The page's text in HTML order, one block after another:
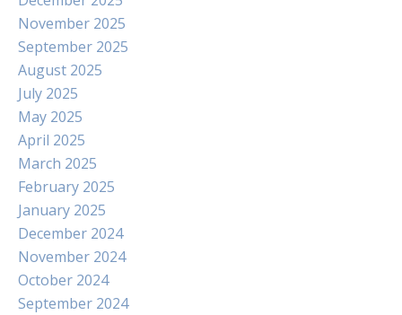
November 2025
September 2025
August 2025
July 2025
May 2025
April 2025
March 2025
February 2025
January 2025
December 2024
November 2024
October 2024
September 2024